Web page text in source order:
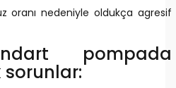
oranı nedeniyle oldukça agresif
pompada